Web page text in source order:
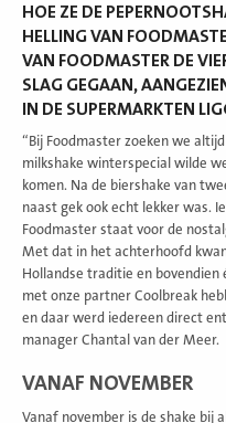
HOE ZE DE
HELLING VAN
VAN FOODMASTER DE
SLAG GEGAAN,
IN DE SUPERMARKTEN
“Bij Foodmaster zoeken we
milkshake winterspecial wilde
komen. Na de biershake van
naast gek ook echt lekker was.
Foodmaster staat voor de
Met dat in het achterhoofd
Hollandse traditie en bovendien
met onze partner Coolbreak
en daar werd iedereen direct
manager Chantal van der Meer.
VANAF NOVEMBER
Vanaf november is de shake bij